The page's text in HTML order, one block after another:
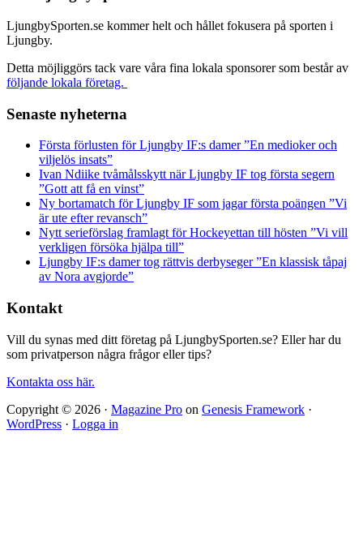
LjungbySporten.se kommer helt och hållet fokusera på sporten i
Ljungby.
Detta möjliggörs tack vare våra fina lokala sponsorer som består av
följande lokala företag.
Senaste nyheterna
Första förlusten för Ljungby IF:s damer ”En medioker och
viljelös insats”
Ivan Ndiike tvåmålsskytt när Ljungby IF tog första segern
”Gott att få en vinst”
Ny bortamatch för Ljungby IF som jagar första poängen ”Vi
är ute efter revansch”
Nytt serieförslag framlagt för Hockeyettan till hösten ”Vi vill
verkligen försöka hjälpa till”
Ljungby IF:s damer tog rättvis derbyseger ”En klassisk tåpaj
av Nora avgjorde”
Kontakt
Vill du synas med ditt företag på LjungbySporten.se? Eller har du
som privatperson några frågor eller tips?
Kontakta oss här.
Copyright © 2026 · Magazine Pro on Genesis Framework ·
WordPress · Logga in